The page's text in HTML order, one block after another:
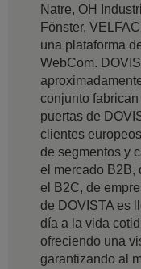
Natre, OH
Fönster,
una plataforma
WebCom.
conjunto
puertas de
clientes
de segmentos y
el mercado B2B,
el B2C, de
de DOVISTA es
día a la vida
ofreciendo una
garantizando al